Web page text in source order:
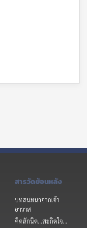
สารวัดย้อนหลัง
บทสนทนาจากเจ้า
อาวาส
คิดสักนิด...สะกิดใจ...